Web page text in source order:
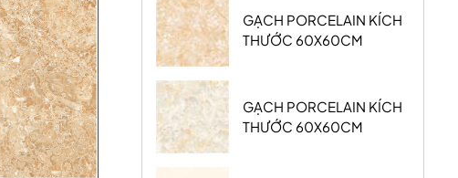
GẠCH PORCELAIN KÍCH
THƯỚC 60X60CM
GẠCH PORCELAIN KÍCH
THƯỚC 60X60CM